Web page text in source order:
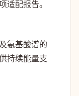
适配报告。
氨基酸谱的
持续能量支